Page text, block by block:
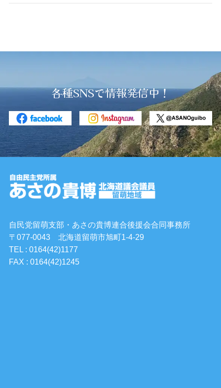
各種SNSで情報発信中！
自民党留萌支部・あさの貴博連合後援会合同事務所
〒077-0043 北海道留萌市旭町1-4-29
TEL : 0164(42)1177
FAX : 0164(42)1245